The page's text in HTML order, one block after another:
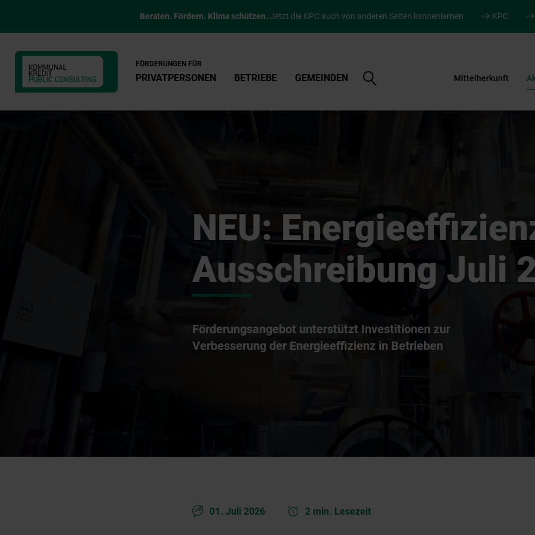
Beraten. Fördern. Klima schützen. Jetzt die KPC auch von anderen Seiten kennenlernen KPC
FÖRDERUNGEN FÜR
PRIVATPERSONEN BETRIEBE GEMEINDEN
Suche
öffnen
Mittelherkunft
NEU:
Ausschreibung Juli
Förderungsangebot unterstützt Investitionen zur
Verbesserung der Energieeffizienz in Betrieben
01. Juli 2026 2 min. Lesezeit